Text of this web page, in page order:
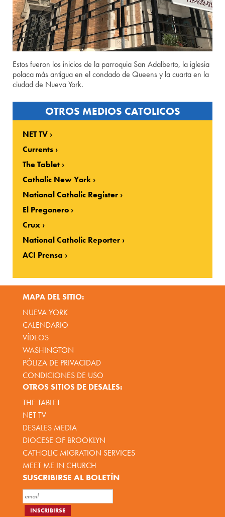
Estos fueron los inicios de la parroquia San Adalberto, la iglesia
polaca más antigua en el condado de Queens y la cuarta en la
ciudad de Nueva York.
OTROS MEDIOS CATOLICOS
NET TV
Currents
The Tablet
Catholic New York
National Catholic Register
El Pregonero
Crux
National Catholic Reporter
ACI Prensa
MAPA DEL SITIO:
NUEVA YORK
CALENDARIO
VÍDEOS
WASHINGTON
PÓLIZA DE PRIVACIDAD
CONDICIONES DE USO
OTROS SITIOS DE DESALES:
THE TABLET
NET TV
DESALES MEDIA
DIOCESE OF BROOKLYN
CATHOLIC MIGRATION SERVICES
MEET ME IN CHURCH
SUSCRIBIRSE AL BOLETÍN